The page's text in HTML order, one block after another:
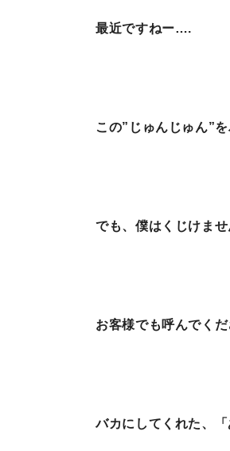
最近ですねー….
この”じゅんじゅん”
でも、僕はくじけませ
お客様でも呼んでく
バカにしてくれた、